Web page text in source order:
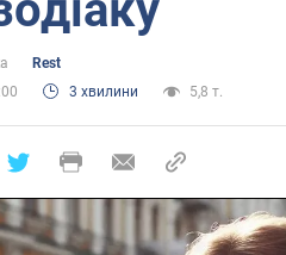
Rest
3 хвилини 5,8 т.